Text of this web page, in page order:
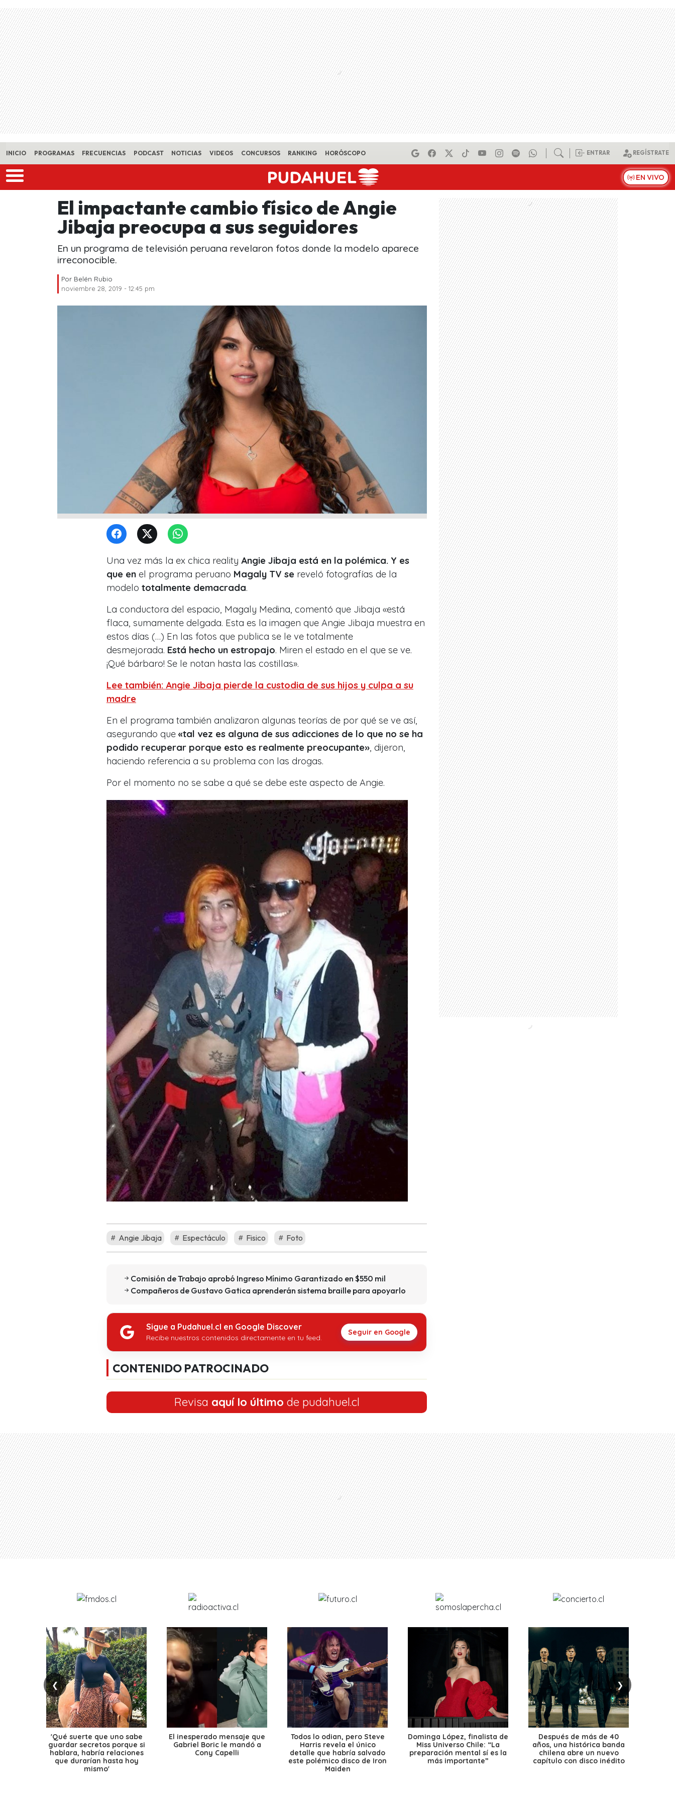
Skip to main content
INICIO PROGRAMAS FRECUENCIAS PODCAST NOTICIAS VIDEOS CONCURSOS RANKING HORÓSCOPO ENTRAR REGÍSTRATE
EN VIVO
El impactante cambio físico de Angie
Jibaja preocupa a sus seguidores
En un programa de televisión peruana revelaron fotos donde la modelo aparece
irreconocible.
Por Belén Rubio
noviembre 28, 2019 - 12:45 pm
Una vez más la ex chica reality Angie Jibaja está en la polémica. Y es
que en el programa peruano Magaly TV se reveló fotografías de la
modelo totalmente demacrada.
La conductora del espacio, Magaly Medina, comentó que Jibaja «está
flaca, sumamente delgada. Esta es la imagen que Angie Jibaja muestra en
estos días (…) En las fotos que publica se le ve totalmente
desmejorada. Está hecho un estropajo. Miren el estado en el que se ve.
¡Qué bárbaro! Se le notan hasta las costillas».
Lee también: Angie Jibaja pierde la custodia de sus hijos y culpa a su
madre
En el programa también analizaron algunas teorías de por qué se ve así,
asegurando que «tal vez es alguna de sus adicciones de lo que no se ha
podido recuperar porque esto es realmente preocupante» , dijeron,
haciendo referencia a su problema con las drogas.
Por el momento no se sabe a qué se debe este aspecto de Angie.
Angie Jibaja Espectáculo Fisico Foto
Comisión de Trabajo aprobó Ingreso Mínimo Garantizado en $550 mil
Compañeros de Gustavo Gatica aprenderán sistema braille para apoyarlo
Sigue a Pudahuel.cl en Google Discover
Recibe nuestros contenidos directamente en tu feed.
Seguir en Google
CONTENIDO PATROCINADO
Revisa aquí lo último de pudahuel.cl
❮ ❯
'Qué suerte que uno sabe
guardar secretos porque si
hablara, habría relaciones
que durarían hasta hoy
mismo'
El inesperado mensaje que
Gabriel Boric le mandó a
Cony Capelli
Todos lo odian, pero Steve
Harris revela el único
detalle que habría salvado
este polémico disco de Iron
Maiden
Dominga López, finalista de
Miss Universo Chile: “La
preparación mental sí es la
más importante”
Después de más de 40
años, una histórica banda
chilena abre un nuevo
capítulo con disco inédito